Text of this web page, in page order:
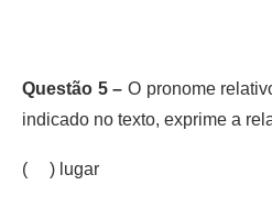
Questão 5 – O pronome
indicado no texto, exprime a
( ) lugar